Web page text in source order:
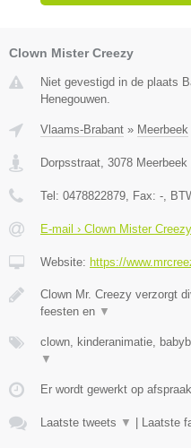
Clown Mister Creezy
Niet gevestigd in de plaats
Henegouwen.
Vlaams-Brabant » Meerbeek
Dorpsstraat, 3078 Meerbeek
Tel: 0478822879, Fax: -,
E-mail › Clown Mister Creezy
Website: https://
Clown Mr. Creezy verzorgt
feesten en ▼
clown, kinderanimatie,
▼
Er wordt gewerkt op
Laatste tweets ▼ Laatste